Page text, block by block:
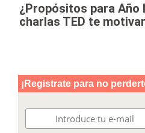
¿Propósitos para Año
charlas TED te